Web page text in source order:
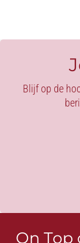
Blijf op de
On Top